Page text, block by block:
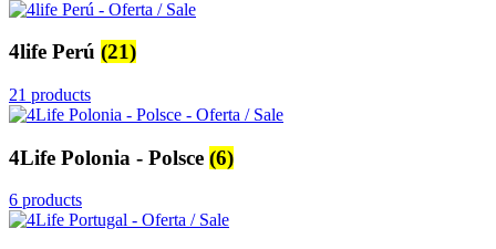
4life Perú (21)
21 products
4Life Polonia - Polsce (6)
6 products